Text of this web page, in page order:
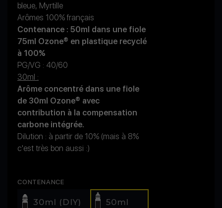
bleue, Myrtille
Arômes 100% français
Contenance : 50ml dans une fiole
75ml Ozone® en plastique recyclé
à 100%
PG/VG : 40/60
30ml :
Arôme concentré dans une fiole
de 30ml Ozone® avec
contribution à la compensation
carbone intégrée.
Dilution : à partir de 10% (mais à 8%
c'est très bon aussi :)
CONTENANCE
30ml (DIY) 50ml